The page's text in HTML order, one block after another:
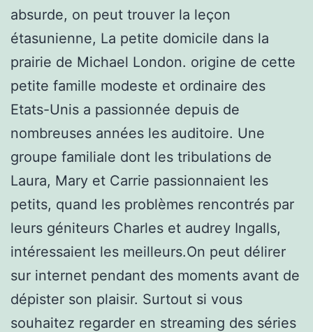
absurde, on peut trouver la leçon
étasunienne, La petite domicile dans la
prairie de Michael London. origine de cette
petite famille modeste et ordinaire des
Etats-Unis a passionnée depuis de
nombreuses années les auditoire. Une
groupe familiale dont les tribulations de
Laura, Mary et Carrie passionnaient les
petits, quand les problèmes rencontrés par
leurs géniteurs Charles et audrey Ingalls,
intéressaient les meilleurs.On peut délirer
sur internet pendant des moments avant de
dépister son plaisir. Surtout si vous
souhaitez regarder en streaming des séries